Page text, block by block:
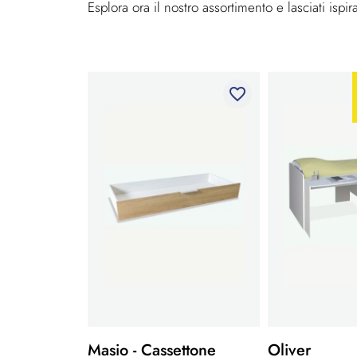
Esplora ora il nostro assortimento e lasciati
favorite_border
Masio - Cassettone Oliver